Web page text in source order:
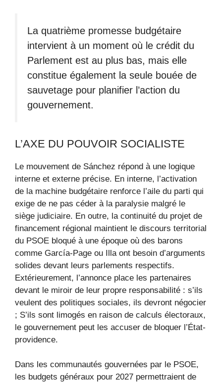
La quatrième promesse budgétaire
intervient à un moment où le crédit du
Parlement est au plus bas, mais elle
constitue également la seule bouée de
sauvetage pour planifier l’action du
gouvernement.
L’AXE DU POUVOIR SOCIALISTE
Le mouvement de Sánchez répond à une logique
interne et externe précise. En interne, l’activation
de la machine budgétaire renforce l’aile du parti qui
exige de ne pas céder à la paralysie malgré le
siège judiciaire. En outre, la continuité du projet de
financement régional maintient le discours territorial
du PSOE bloqué à une époque où des barons
comme García-Page ou Illa ont besoin d’arguments
solides devant leurs parlements respectifs.
Extérieurement, l’annonce place les partenaires
devant le miroir de leur propre responsabilité : s’ils
veulent des politiques sociales, ils devront négocier
; S’ils sont limogés en raison de calculs électoraux,
le gouvernement peut les accuser de bloquer l’État-
providence.
Dans les communautés gouvernées par le PSOE,
les budgets généraux pour 2027 permettraient de